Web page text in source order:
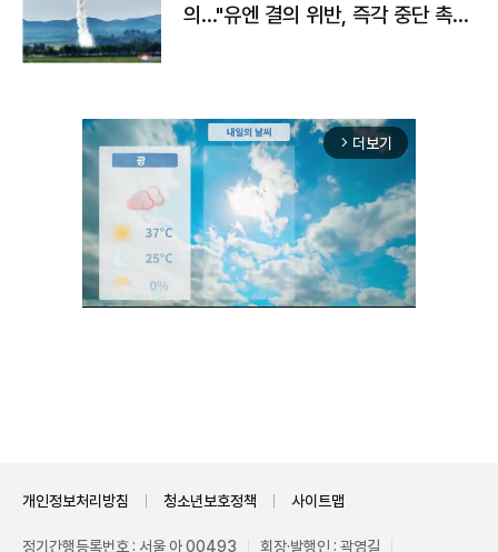
의…"유엔 결의 위반, 즉각 중단 촉
arrow_forward_ios 더보기
개인정보처리방침 청소년보호정책 사이트맵
정기간행등록번호 : 서울 아 00493 회장·발행인 : 곽영길